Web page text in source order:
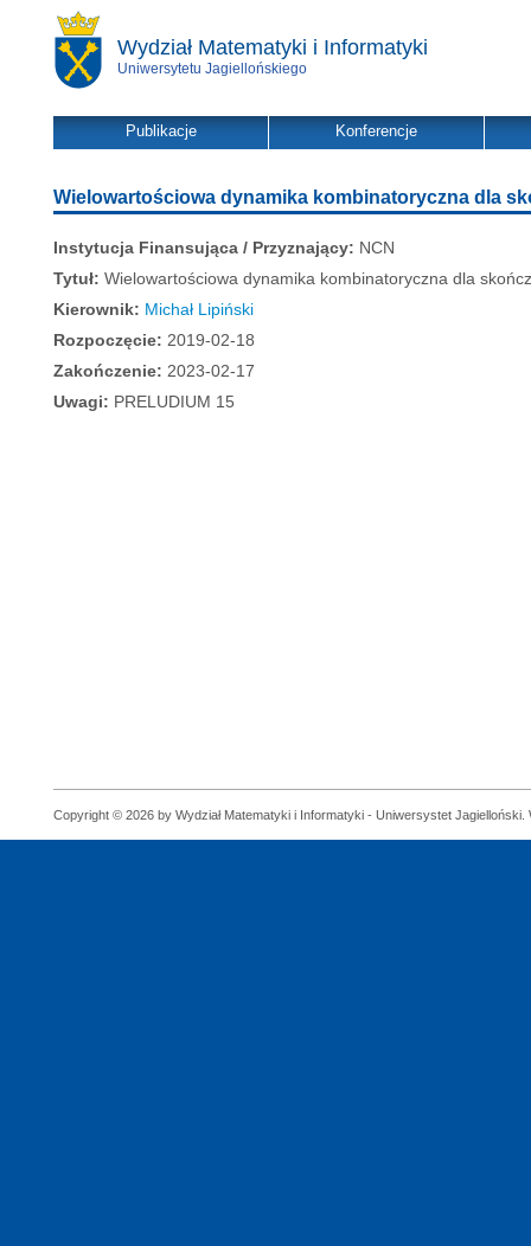
Wydział Matematyki i Informatyki
Uniwersytetu Jagiellońskiego
Publikacje Konferencje
Wielowartościowa dynamika kombinatoryczna dla
Instytucja Finansująca / Przyznający: NCN
Tytuł: Wielowartościowa dynamika kombinatoryczna dla
Kierownik: Michał Lipiński
Rozpoczęcie: 2019-02-18
Zakończenie: 2023-02-17
Uwagi: PRELUDIUM 15
Copyright © 2026 by Wydział Matematyki i Informatyki - Uniwersystet